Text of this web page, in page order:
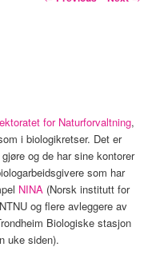
for Naturforvaltning,
i biologikretser. Det er
og de har sine kontorer
som har
NINA (Norsk institutt for
og flere avleggere av
Biologiske stasjon
uke siden).